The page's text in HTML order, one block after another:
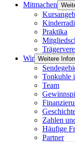
Mitmachen
Praktika
Wir Weitere
Tonkuhle
Team
Zahlen
Häufige
Partner